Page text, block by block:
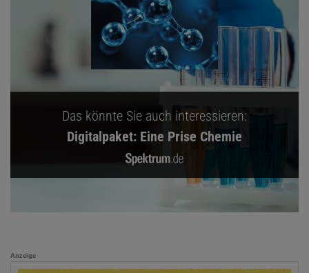
Das könnte Sie auch interessieren:
Digitalpaket: Eine Prise Chemie
Anzeige